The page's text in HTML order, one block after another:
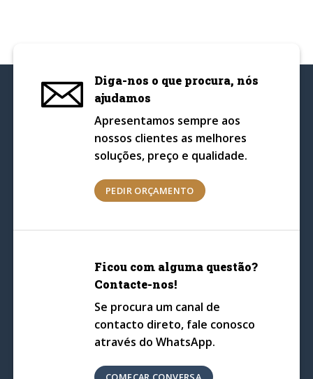
Diga-nos o que procura, nós
ajudamos
Apresentamos sempre aos
nossos clientes as melhores
soluções, preço e qualidade.
PEDIR ORÇAMENTO
Ficou com alguma questão?
Contacte-nos!
Se procura um canal de
contacto direto, fale conosco
através do WhatsApp.